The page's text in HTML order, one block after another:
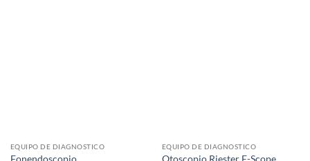
EQUIPO DE DIAGNOSTICO
Fonendoscopio
EQUIPO DE DIAGNOSTICO
Otoscopio Riester E-Scope